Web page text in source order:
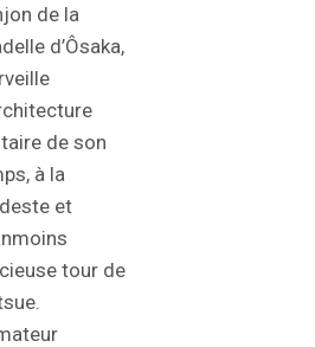
de la
d’Ôsaka,
de son
à la
et
tour de